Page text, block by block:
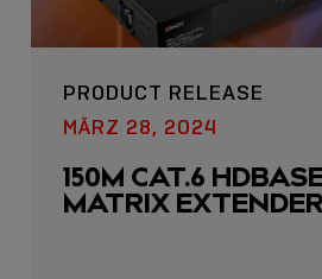
PRODUCT RELEASE
MÄRZ 28, 2024
150M CAT.6
MATRIX EXTENDER